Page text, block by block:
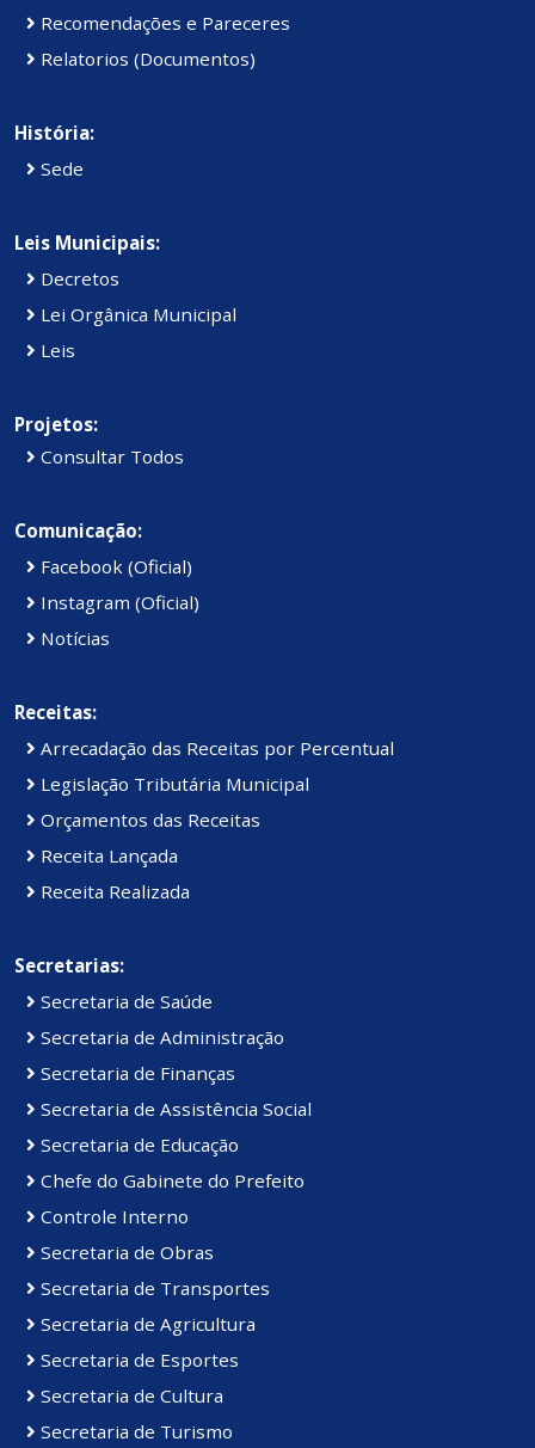
Recomendações e Pareceres
Relatorios (Documentos)
História:
Sede
Leis Municipais:
Decretos
Lei Orgânica Municipal
Leis
Projetos:
Consultar Todos
Comunicação:
Facebook (Oficial)
Instagram (Oficial)
Notícias
Receitas:
Arrecadação das Receitas por Percentual
Legislação Tributária Municipal
Orçamentos das Receitas
Receita Lançada
Receita Realizada
Secretarias:
Secretaria de Saúde
Secretaria de Administração
Secretaria de Finanças
Secretaria de Assistência Social
Secretaria de Educação
Chefe do Gabinete do Prefeito
Controle Interno
Secretaria de Obras
Secretaria de Transportes
Secretaria de Agricultura
Secretaria de Esportes
Secretaria de Cultura
Secretaria de Turismo